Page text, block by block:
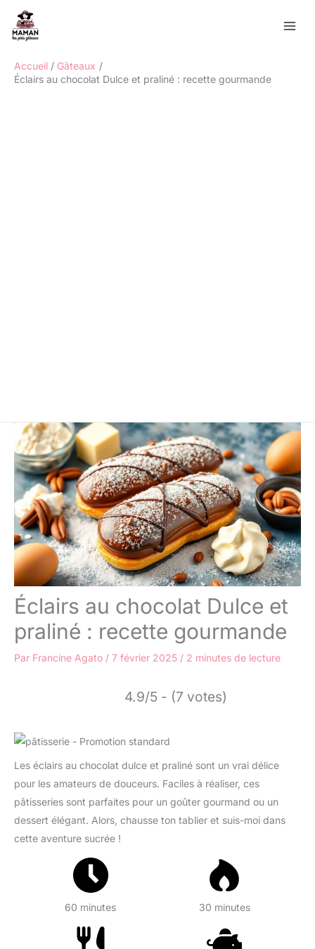
contenu
Accueil
Gâteaux
Éclairs au chocolat Dulce et praliné : recette gourmande
Éclairs au chocolat Dulce et
praliné : recette gourmande
Par Francine Agato / 7 février 2025 / 2 minutes de lecture
4.9/5 - (7 votes)
Les éclairs au chocolat dulce et praliné sont un vrai délice
pour les amateurs de douceurs. Faciles à réaliser, ces
pâtisseries sont parfaites pour un goûter gourmand ou un
dessert élégant. Alors, chausse ton tablier et suis-moi dans
cette aventure sucrée !
60 minutes 30 minutes
Rechercher